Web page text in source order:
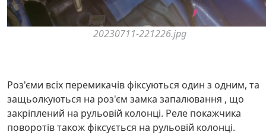
20230711-221226.jpg
Роз'єми всіх перемикачів фіксуються один з одним, та
защьолкуються на роз'єм замка запалювання , що
закріплений на рульовій колонці. Реле покажчика
поворотів також фіксується на рульовій колонці.